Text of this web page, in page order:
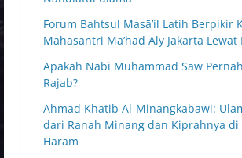
Forum Bahtsul Masā’il Latih Berpikir
Mahasantri Ma’had Aly Jakarta Lewat
Apakah Nabi Muhammad Saw
Rajab?
Ahmad Khatib Al-Minangkabawi:
dari Ranah Minang dan Kiprahnya
Haram